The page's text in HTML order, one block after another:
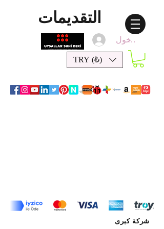
التقديمات
تسجيل الدخول
TRY (₺)
شركة كبرى